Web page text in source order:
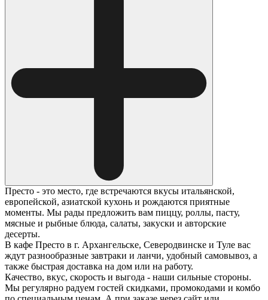
Престо - это место, где встречаются вкусы итальянской,
европейской, азиатской кухонь и рождаются приятные
моменты. Мы рады предложить вам пиццу, роллы, пасту,
мясные и рыбные блюда, салаты, закуски и авторские
десерты.
В кафе Престо в г. Архангельске, Северодвинске и Туле вас
ждут разнообразные завтраки и ланчи, удобный самовывоз, а
также быстрая доставка на дом или на работу.
Качество, вкус, скорость и выгода - наши сильные стороны.
Мы регулярно радуем гостей скидками, промокодами и комбо